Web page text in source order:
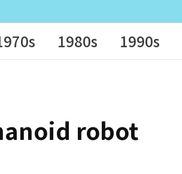
1980s 1990s
robot